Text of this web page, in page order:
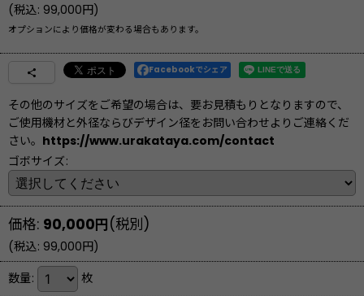
(税込: 99,000円)
オプションにより価格が変わる場合もあります。
Facebookでシェア
その他のサイズをご希望の場合は、要お見積もりとなりますので、
ご使用機材と外径ならびデザイン径をお問い合わせよりご連絡くだ
さい。 https://www.urakataya.com/contact
ゴボサイズ:
価格: 90,000円(税別)
(税込: 99,000円)
数量: 枚